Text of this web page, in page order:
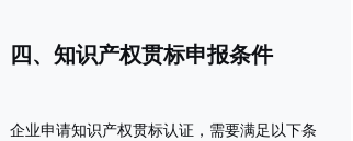
四、知识产权贯标申报条件
企业申请知识产权贯标认证，需要满足以下条